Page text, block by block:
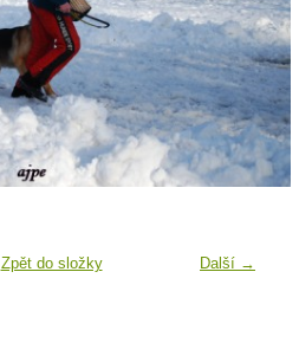
Další →
Zpět do složky